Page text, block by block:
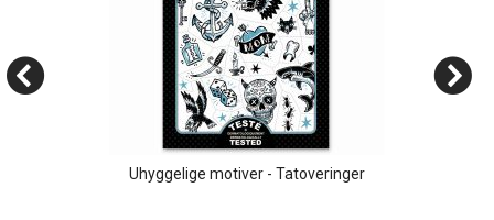
Uhyggelige motiver - Tatoveringer